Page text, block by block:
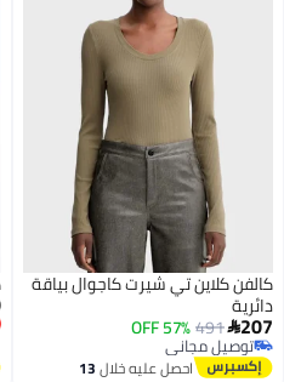
كالفن كلاين تي شيرت كاجوال بياقة
دائرية
207
491
57% OFF
توصيل مجاني
توصيل مجانياحصل عليه خلال13